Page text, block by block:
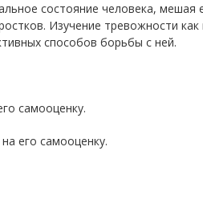
состояние человека, мешая
Изучение тревожности как
способов борьбы с ней.
самооценку.
его самооценку.